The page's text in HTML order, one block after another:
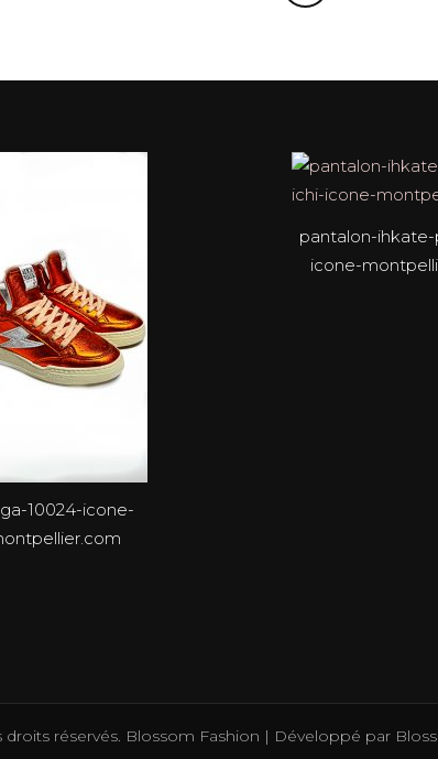
10024-icone-
pantalon-ihkate-
icone-
droits réservés. Blossom Fashion | Développé par